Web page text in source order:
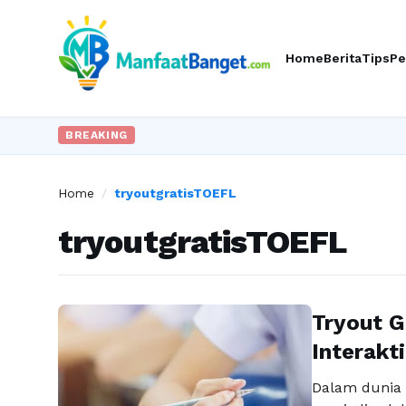
HomeBeritaTips
BREAKING
Home / tryoutgratisTOEFL
tryoutgratisTOEFL
Tryout
Dalam